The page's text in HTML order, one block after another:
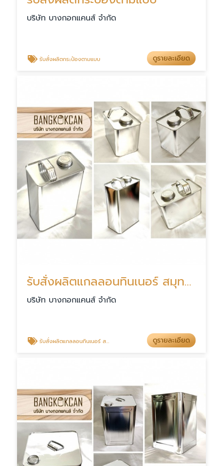
บริษัท บางกอกแคนส์ จำกัด
รับสั่งผลิตกระป๋องตามแบบ ดูรายละเอียด
รับสั่งผลิตแกลลอนทินเนอร์ สมุทรสาคร
บริษัท บางกอกแคนส์ จำกัด
รับสั่งผลิตแกลลอนทินเนอร์ สมุทรสาคร ดูรายละเอียด